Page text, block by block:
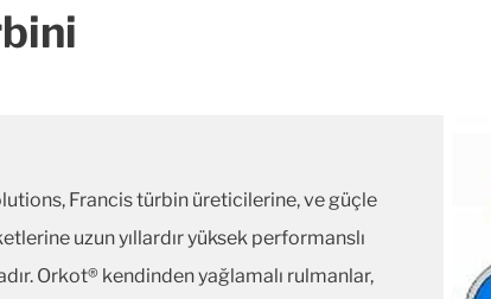
Francis türbin üreticilerine, ve güçle
uzun yıllardır yüksek performanslı
Orkot® kendinden yağlamalı rulmanlar,